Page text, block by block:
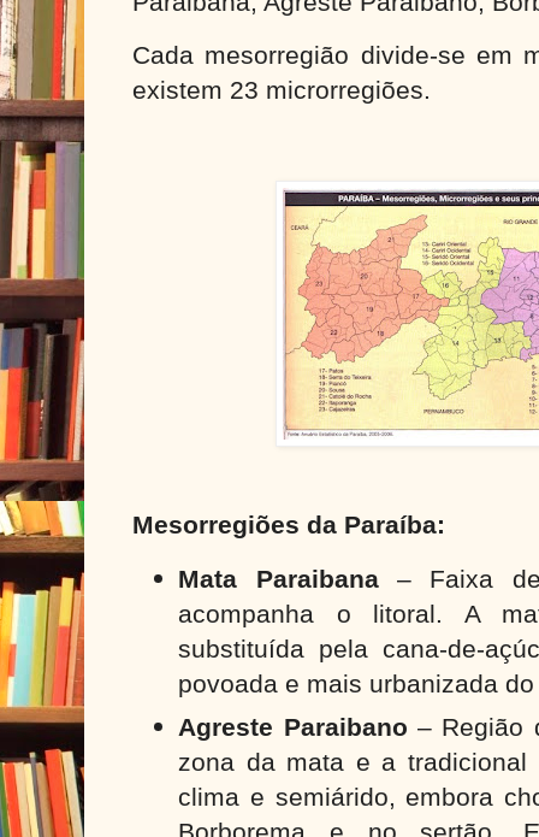
Cada mesorregião divide-se em
existem 23 microrregiões.
Mesorregiões da Paraíba:
Mata Paraibana– Faixa de
acompanha o litoral. A
substituída pela cana-de-
povoada e mais urbanizada
Agreste Paraibano – Região
zona da mata e a tradicional
clima e semiárido, embora